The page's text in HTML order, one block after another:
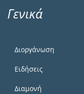
Γενικά
Διοργάνωση
Ειδήσεις
Διαμονή